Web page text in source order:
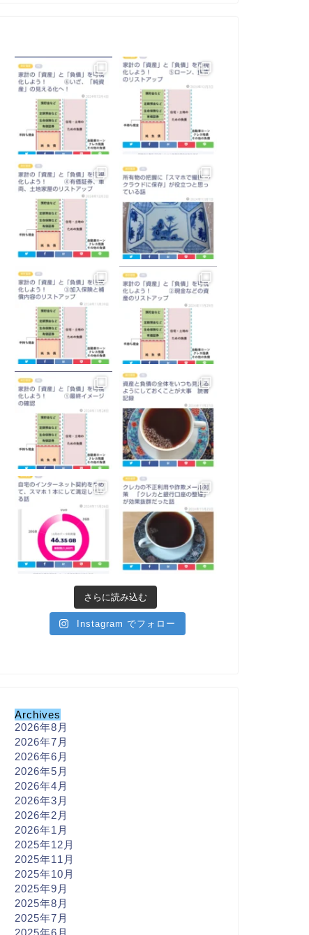
さらに読み込む
Instagram でフォロー
Archives
2026年8月
2026年7月
2026年6月
2026年5月
2026年4月
2026年3月
2026年2月
2026年1月
2025年12月
2025年11月
2025年10月
2025年9月
2025年8月
2025年7月